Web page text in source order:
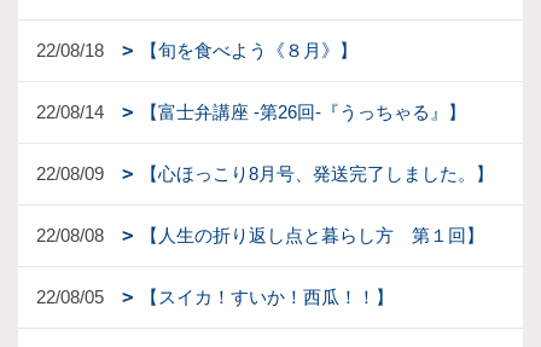
22/08/18 【旬を食べよう《８月》】
22/08/14 【富士弁講座 -第26回-『うっちゃる』】
22/08/09 【心ほっこり8月号、発送完了しました。】
22/08/08 【人生の折り返し点と暮らし方 第１回】
22/08/05 【スイカ！すいか！西瓜！！】